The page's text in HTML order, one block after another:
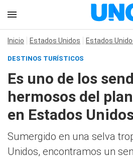
Inicio Estados Unidos Estados
DESTINOS TURÍSTICOS
Es uno de los
hermosos del
en Estados
Sumergido en una selva
Unidos, encontramos un